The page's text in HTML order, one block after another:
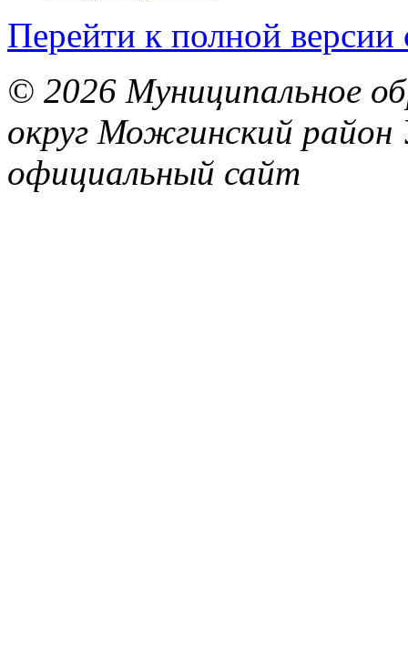
Перейти к полной версии
© 2026 Муниципальное
округ Можгинский район
официальный сайт